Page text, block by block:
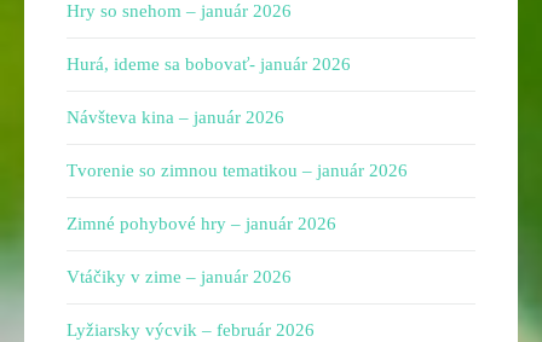
Hry so snehom – január 2026
Hurá, ideme sa bobovať- január 2026
Návšteva kina – január 2026
Tvorenie so zimnou tematikou – január 2026
Zimné pohybové hry – január 2026
Vtáčiky v zime – január 2026
Lyžiarsky výcvik – február 2026